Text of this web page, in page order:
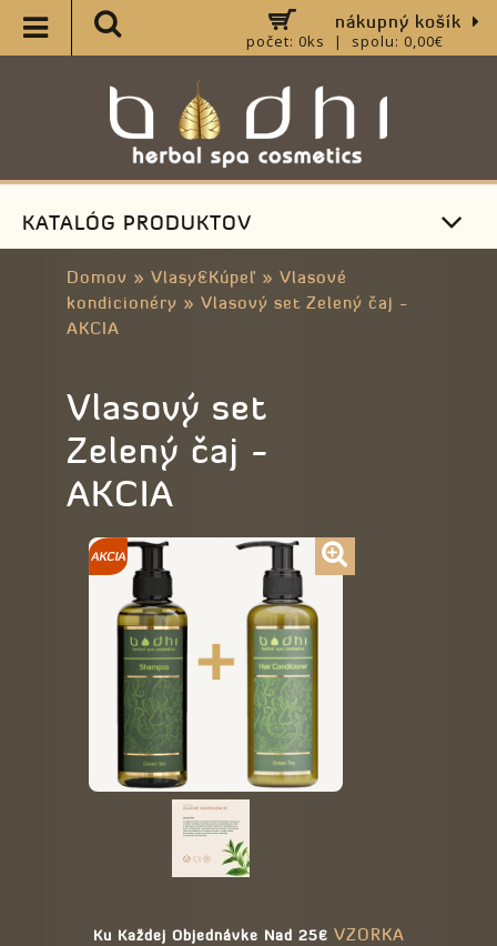
nákupný košík
počet: 0ks | spolu: 0,00€
KATALÓG PRODUKTOV
Domov » Vlasy&Kúpeľ » Vlasové
kondicionéry » Vlasový set Zelený čaj -
AKCIA
Vlasový set
Zelený čaj -
AKCIA
Ku Každej Objednávke Nad 25€ VZORKA